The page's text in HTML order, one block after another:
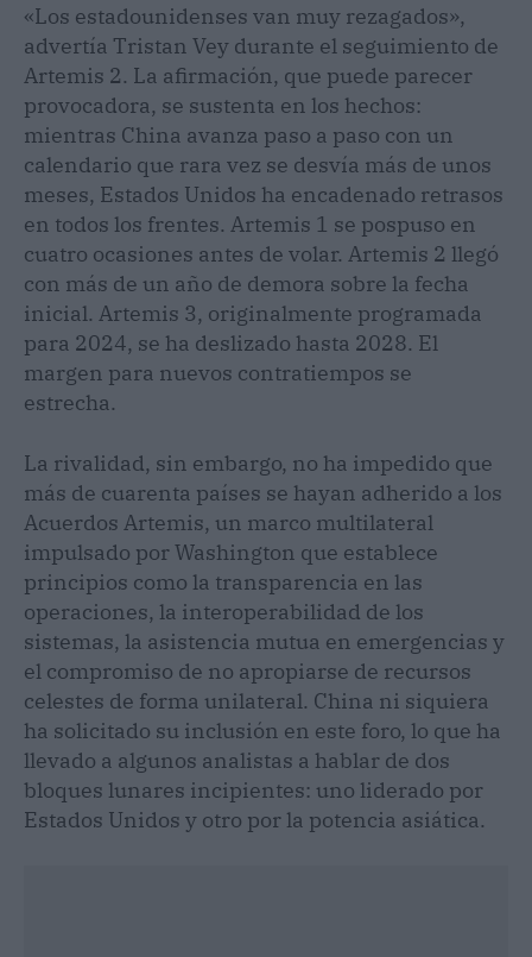
«Los estadounidenses van muy rezagados»,
advertía Tristan Vey durante el seguimiento de
Artemis 2. La afirmación, que puede parecer
provocadora, se sustenta en los hechos:
mientras China avanza paso a paso con un
calendario que rara vez se desvía más de unos
meses, Estados Unidos ha encadenado retrasos
en todos los frentes. Artemis 1 se pospuso en
cuatro ocasiones antes de volar. Artemis 2 llegó
con más de un año de demora sobre la fecha
inicial. Artemis 3, originalmente programada
para 2024, se ha deslizado hasta 2028. El
margen para nuevos contratiempos se
estrecha.
La rivalidad, sin embargo, no ha impedido que
más de cuarenta países se hayan adherido a los
Acuerdos Artemis, un marco multilateral
impulsado por Washington que establece
principios como la transparencia en las
operaciones, la interoperabilidad de los
sistemas, la asistencia mutua en emergencias y
el compromiso de no apropiarse de recursos
celestes de forma unilateral. China ni siquiera
ha solicitado su inclusión en este foro, lo que ha
llevado a algunos analistas a hablar de dos
bloques lunares incipientes: uno liderado por
Estados Unidos y otro por la potencia asiática.